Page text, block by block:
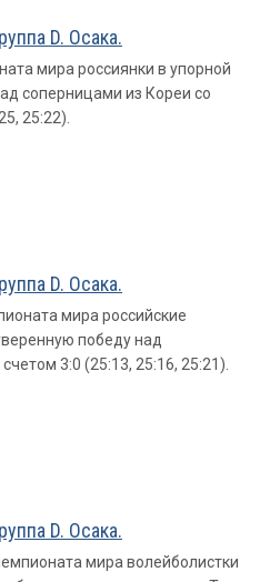
D. Осака.
мира россиянки в упорной
соперницами из Кореи со
25:22).
D. Осака.
мира российские
победу над
3:0 (25:13, 25:16, 25:21).
D. Осака.
мира волейболистки